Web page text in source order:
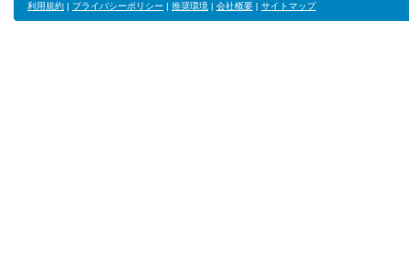
利用規約 | プライバシーポリシー | 推奨環境 | 会社概要 | サイトマップ